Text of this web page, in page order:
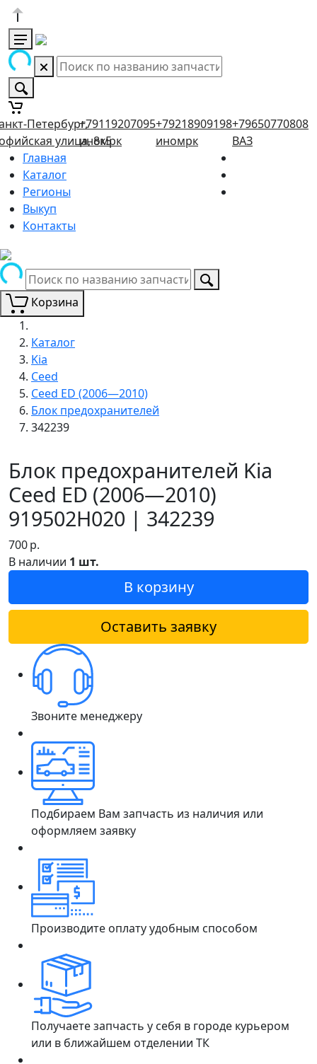
Петербург,
улица, 8к5
+79119207095
иномрк
+79218909198
иномрк
+79650770808
ВАЗ
Главная
Каталог
Регионы
Выкуп
Контакты
Корзина
Каталог
Kia
Ceed
Ceed ED (2006—2010)
Блок предохранителей
342239
Блок предохранителей Kia
Ceed ED (2006—2010)
919502H020 | 342239
700р.
В наличии 1 шт.
В корзину
Оставить заявку
Звоните менеджеру
Подбираем Вам запчасть из наличия или
оформляем заявку
Производите оплату удобным способом
Получаете запчасть у себя в городе курьером
или в ближайшем отделении ТК